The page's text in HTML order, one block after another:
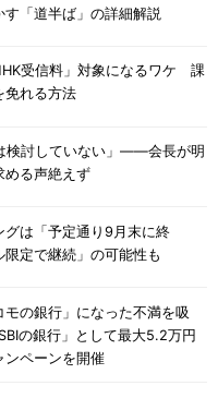
「道半ば」の詳細解説
受信料」対象になるワケ 課
免れる方法
検討していない」――会長が明
る声絶えず
は「予定通り9月末に終
定で継続」の可能性も
の銀行」になった不満を吸
の銀行」として最大5.2万円
ンペーンを開催